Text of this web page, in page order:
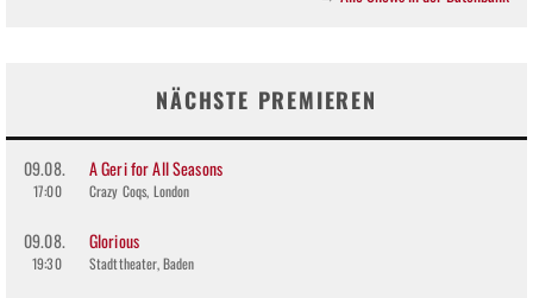
NÄCHSTE PREMIEREN
09.08.
17:00
A Geri for All Seasons
Crazy Coqs, London
09.08.
19:30
Glorious
Stadttheater, Baden